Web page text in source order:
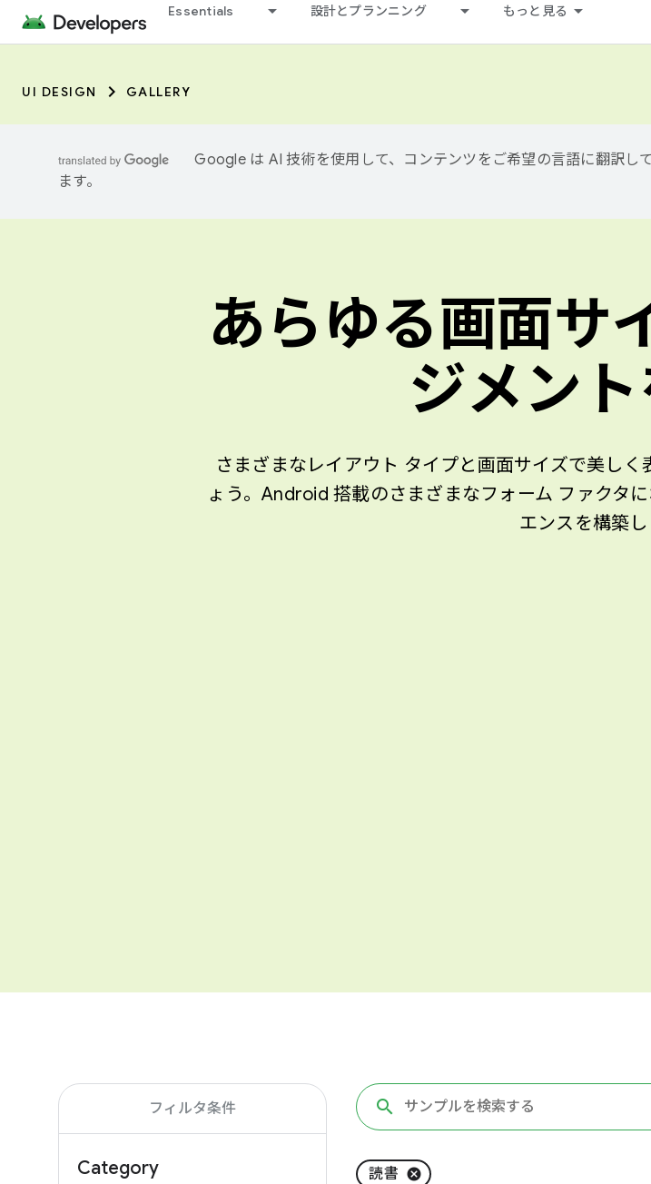
Essentials 設計とプランニング もっと見る
UI DESIGN GALLERY
Google は AI 技術を使用して、コンテンツをご希望の言語に翻訳し
ます。
あらゆる画面サ
ジメン
さまざまなレイアウト タイプと画面サイズで美し
ょう。Android 搭載のさまざまなフォーム ファクタ
エンスを構築し
フィルタ条件
Category 読書